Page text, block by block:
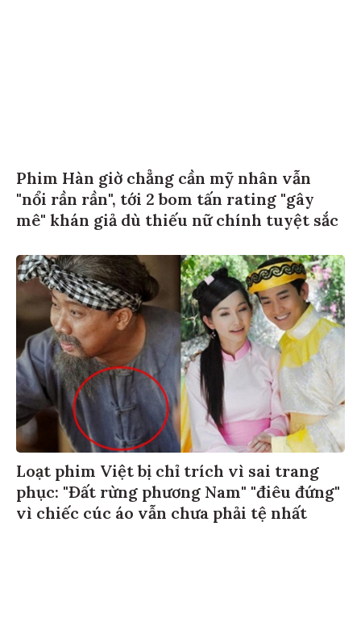
Phim Hàn giờ chẳng cần mỹ nhân vẫn
"nổi rần rần", tới 2 bom tấn rating "gây
mê" khán giả dù thiếu nữ chính tuyệt sắc
Loạt phim Việt bị chỉ trích vì sai trang
phục: "Đất rừng phương Nam" "điêu đứng"
vì chiếc cúc áo vẫn chưa phải tệ nhất